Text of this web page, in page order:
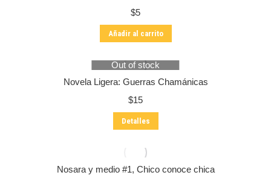
$5
Añadir al carrito
Out of stock
Novela Ligera: Guerras Chamánicas
$15
Detalles
Nosara y medio #1, Chico conoce chica